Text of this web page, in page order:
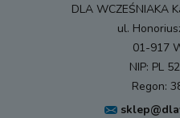
DLA WCZEŚNIAKA
ul.
01-917
NIP: PL
Regon: